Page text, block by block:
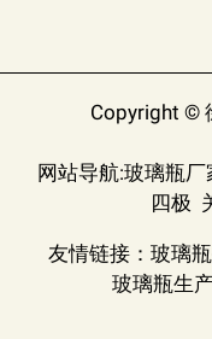
Copyright ©
网站导航:玻璃瓶厂
四极
友情链接： 玻璃
玻璃瓶生